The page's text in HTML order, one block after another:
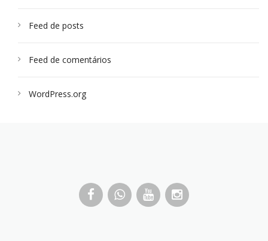
Feed de posts
Feed de comentários
WordPress.org